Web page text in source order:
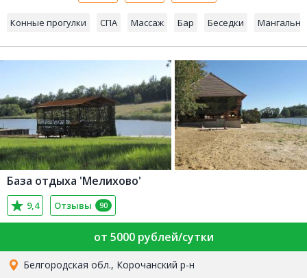
Конные прогулки СПА Массаж Бар Беседки
База отдыха 'Мелихово'
9,4 Отзывы 90
от 5000 рублей/сутки
Белгородская обл., Корочанский р-н